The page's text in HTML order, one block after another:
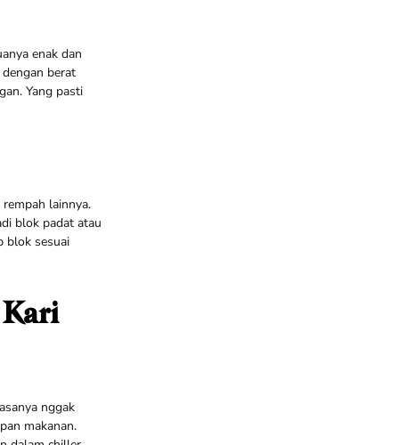
enak dan
berat
Yang pasti
lainnya.
blok padat atau
blok sesuai
nggak
makanan.